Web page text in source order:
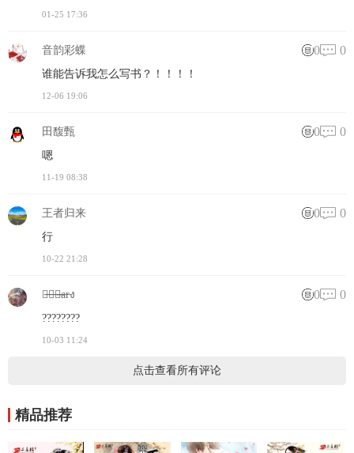
01-25 17:36
音韵彩蝶 0 0
谁能告诉我怎么写书？！！！！
12-06 19:06
田馥甄 0 0
嗯
11-19 08:38
王者归来 0 0
行
10-22 21:28
小̶奶̶猫̶̶̶a̶r̶ง 0 0
????????
10-03 11:24
点击查看所有评论
精品推荐